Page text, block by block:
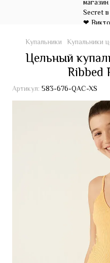
Купальники Купальники
Цельный
Ribbed
Артикул: 583-676-QAC-XS